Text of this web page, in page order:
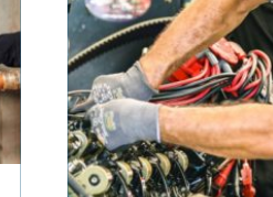
partner från en tillfällig
lösning, hur en
installation bör gå till
och vilka...